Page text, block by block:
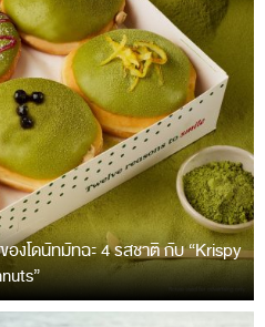
งโดนัทมัทฉะ 4 รสชาติ กับ “Krispy